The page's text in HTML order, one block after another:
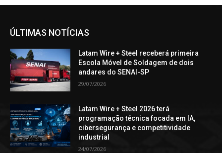
ÚLTIMAS NOTÍCIAS
Latam Wire + Steel receberá primeira
Escola Móvel de Soldagem de dois
andares do SENAI-SP
29/07/2026
Latam Wire + Steel 2026 terá
programação técnica focada em IA,
cibersegurança e competitividade
industrial
24/07/2026